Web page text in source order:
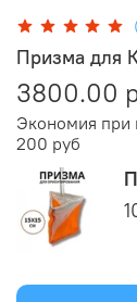
Призма для
3800.00
Экономия при
200 руб